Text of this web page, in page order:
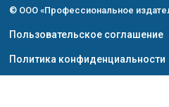
© ООО «Профессиональное
Пользовательское соглашение
Политика конфиденциальности